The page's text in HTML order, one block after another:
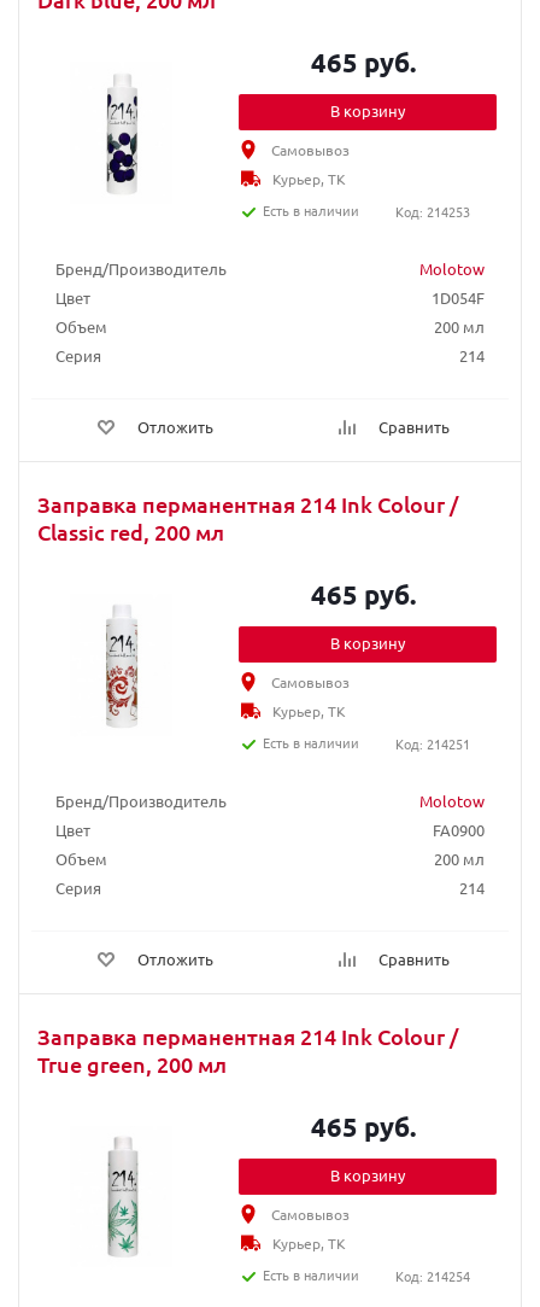
Бренд/Производитель
Molotow
Цвет
1D054F
Объем
200 мл
Серия
214
Отложить Сравнить
465 руб.
В корзину
Самовывоз
Курьер, ТК
Есть в наличии
Код: 214253
Заправка перманентная 214 Ink Colour /
Classic red, 200 мл
Бренд/Производитель
Molotow
Цвет
FA0900
Объем
200 мл
Серия
214
Отложить Сравнить
465 руб.
В корзину
Самовывоз
Курьер, ТК
Есть в наличии
Код: 214251
Заправка перманентная 214 Ink Colour /
True green, 200 мл
465 руб.
В корзину
Самовывоз
Курьер, ТК
Есть в наличии
Код: 214254